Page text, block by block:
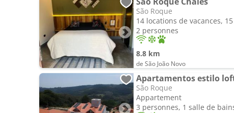
São Roque
14 locations de vacances, 15
2 personnes
8.8 km
de São João Novo
Apartamentos estilo
São Roque
Appartement
3 personnes, 1 salle de